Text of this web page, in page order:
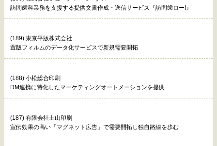
訪問歯科業務を支援する提供文書作成・送信サービス『訪問歯ロー!』
(189) 東京平版株式会社
置版フィルムのデータ化サービスで新規需要開拓
(188) 小松総合印刷
DM連携に特化したマーケティングオートメーションを提供
(187) 有限会社土山印刷
宣伝効果の高い「マグネット広告」で需要開拓し独自路線を歩む